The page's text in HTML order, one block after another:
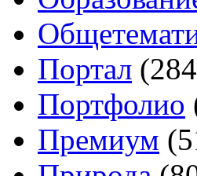
Портал
Портфолио
Премиум